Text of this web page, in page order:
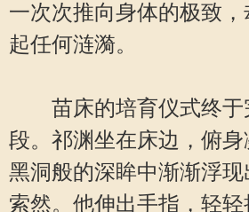
一次次推向身体的极致
起任何涟漪。
苗床的培育仪式终于
段。祁渊坐在床边，俯身
黑洞般的深眸中渐渐浮
索然。他伸出手指，轻